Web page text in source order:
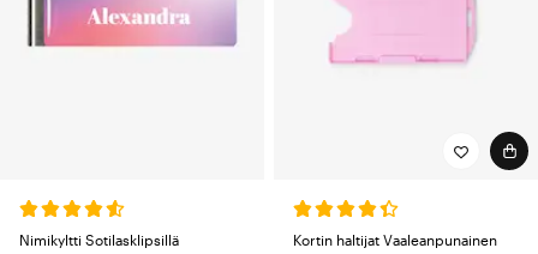
Nimikyltti Sotilasklipsillä
Kortin haltijat Vaaleanpunainen